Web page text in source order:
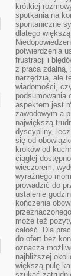
krótkiej
spotkania na
spontaniczne
dlatego
potwierdzenia
frustracji i
z pracą zdalną,
narzędzia, ale
wiadomości,
podsumowania
aspektem jest
zawodowym a
największą
dyscypliny,
się od
kroków od
ciągłej
wieczorem,
wyraźnego
prowadzić do
ustalenie
kończenia
może też
całość. Dla
do ofert bez
oznacza
najbliższej
większą pulę